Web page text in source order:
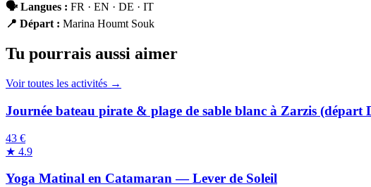
🗣 Langues : FR · EN · DE · IT
📍 Départ : Marina Houmt Souk
Tu pourrais aussi aimer
Voir toutes les activités →
Journée bateau pirate & plage de sable blanc à Zarzis (départ
43 €
★ 4.9
Yoga Matinal en Catamaran — Lever de Soleil